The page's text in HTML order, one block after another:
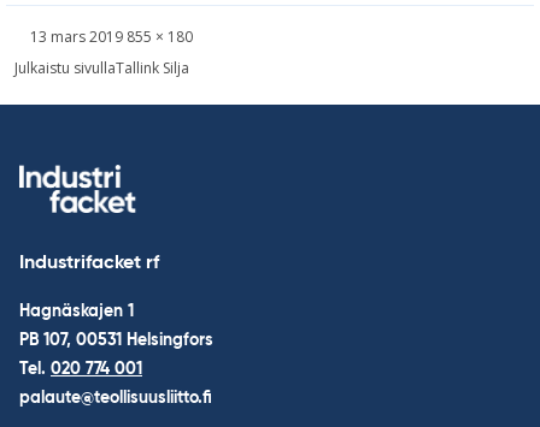
Skriven
13 mars 2019 Bild
full
855 × 180
Inläggsnavigering
Julkaistu sivullaTallink Silja
Industrifacket rf
Hagnäskajen 1
PB 107, 00531 Helsingfors
Tel. 020 774 001
palaute@teollisuusliitto.fi